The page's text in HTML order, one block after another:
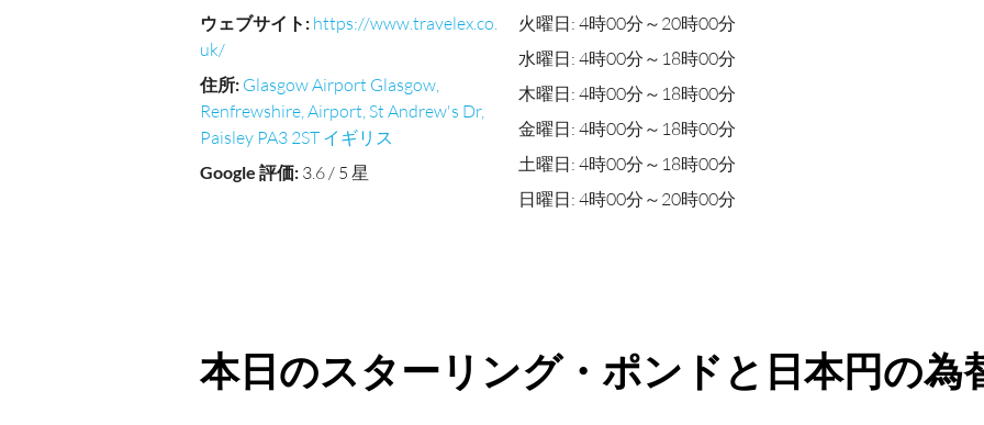
ウェブサイト : https://www.travelex.co.
uk/
住所: Glasgow Airport Glasgow,
Renfrewshire, Airport, St Andrew's Dr,
Paisley PA3 2ST イギリス
Google 評価: 3.6 / 5 星
火曜日: 4時00分～20時00分
水曜日: 4時00分～18時00分
木曜日: 4時00分～18時00分
金曜日: 4時00分～18時00分
土曜日: 4時00分～18時00分
日曜日: 4時00分～20時00分
本日のスターリング・ポンドと日本円の為